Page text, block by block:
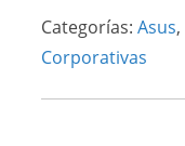
Categorías: Asus,
Corporativas